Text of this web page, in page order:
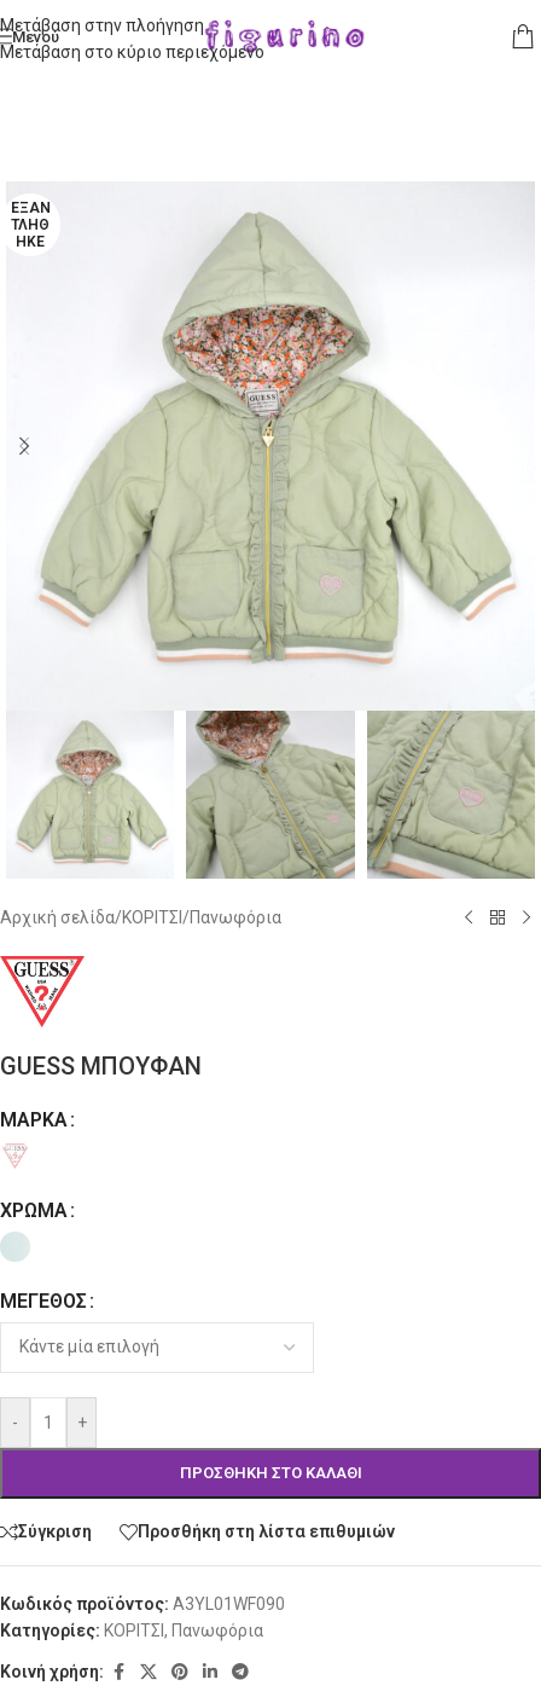
Μετάβαση στην πλοήγηση
Μετάβαση στο κύριο περιεχόμενο
Μενού
ΕΞΑΝ
ΤΛΉΘ
ΗΚΕ
Αρχική σελίδα/ΚΟΡΙΤΣΙ /Πανωφόρια
GUESS ΜΠΟΥΦΑΝ
ΜΆΡΚΑ
ΧΡΏΜΑ
ΜΈΓΕΘΟΣ
- +
ΠΡΟΣΘΉΚΗ ΣΤΟ ΚΑΛΆΘΙ
Alternative:
Σύγκριση Προσθήκη στη λίστα επιθυμιών
Κωδικός προϊόντος: A3YL01WF090
Κατηγορίες: ΚΟΡΙΤΣΙ , Πανωφόρια
Κοινή χρήση: